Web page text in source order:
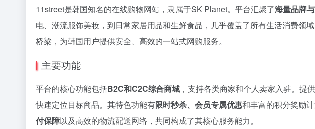
11street是韩国知名的在线购物网站，隶属于SK Planet。平台汇聚了海量品牌
电、潮流服饰美妆，到日常家居用品和生鲜食品，几乎覆盖了所有生活消费领
桥梁，为韩国用户提供安全、高效的一站式网购服务。
主要功能
平台的核心功能包括B2C和C2C综合商城 ，支持各类商家和个人卖家入驻。提
快速定位目标商品。其特色功能有限时秒杀、会员专属优惠和丰富的积分奖励
付保障以及高效的物流配送网络，共同构成了其核心服务能力。